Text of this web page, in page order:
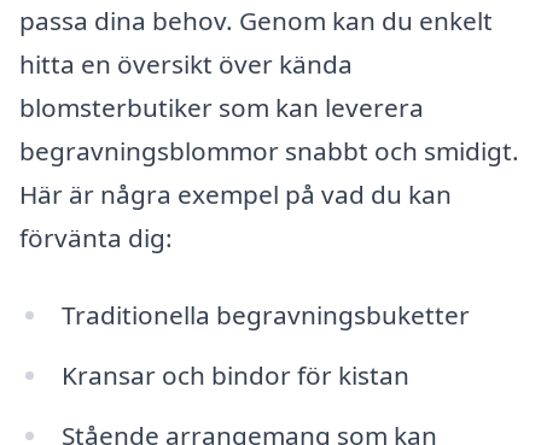
passa dina behov. Genom kan du enkelt
hitta en översikt över kända
blomsterbutiker som kan leverera
begravningsblommor snabbt och smidigt.
Här är några exempel på vad du kan
förvänta dig:
Traditionella begravningsbuketter
Kransar och bindor för kistan
Stående arrangemang som kan